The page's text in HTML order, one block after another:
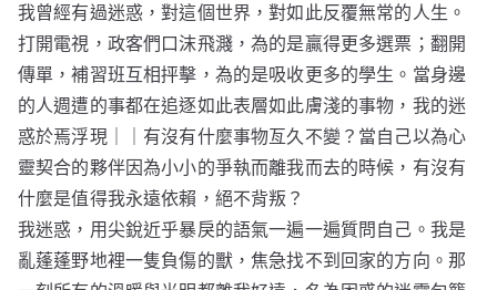
我曾經有過迷惑，對這個世界，對如此反覆無常的人生。
打開電視，政客們口沫飛濺，為的是贏得更多選票；翻開
傳單，補習班互相抨擊，為的是吸收更多的學生。當身邊
的人週遭的事都在追逐如此表層如此膚淺的事物，我的迷
惑於焉浮現｜｜有沒有什麼事物亙久不變？當自己以為心
靈契合的夥伴因為小小的爭執而離我而去的時候，有沒有
什麼是值得我永遠依賴，絕不背叛？
我迷惑，用尖銳近乎暴戾的語氣一遍一遍質問自己。我是
亂蓬蓬野地裡一隻負傷的獸，焦急找不到回家的方向。那